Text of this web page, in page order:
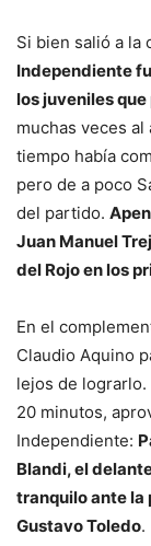
Si bien salió a la
Independiente
los juveniles
muchas veces
tiempo había
pero de a poco
del partido.
Juan Manuel
del Rojo en los
En el
Claudio Aquino
lejos de
20 minutos,
Independiente:
Blandi, el
tranquilo ante la
Gustavo Toledo.